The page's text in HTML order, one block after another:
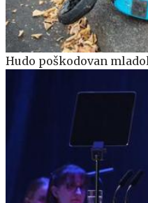
Hudo poškodovan